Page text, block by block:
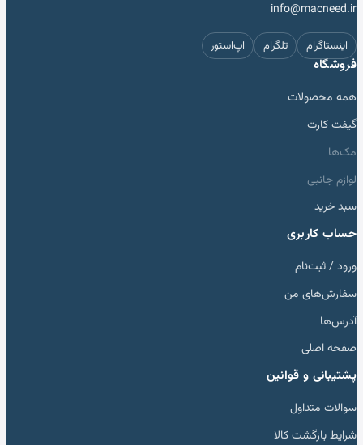
info@macneed.ir
اینستاگرام تلگرام اپ‌استور
فروشگاه
همه محصولات
گیفت کارت
مک‌ها
لوازم جانبی
سبد خرید
حساب کاربری
ورود / ثبت‌نام
سفارش‌های من
آدرس‌ها
صفحه اصلی
پشتیبانی و قوانین
سوالات متداول
شرایط بازگشت کالا